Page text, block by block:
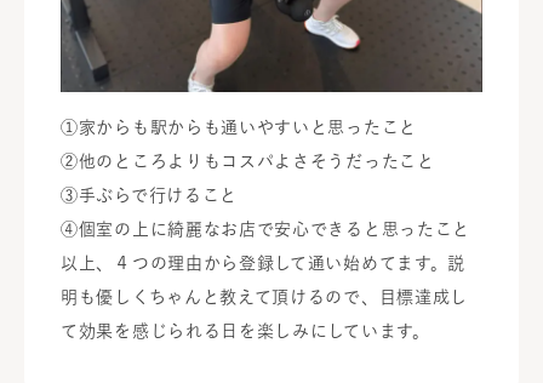
①家からも駅からも通いやすいと思ったこと
②他のところよりもコスパよさそうだったこと
③手ぶらで行けること
④個室の上に綺麗なお店で安心できると思ったこと
以上、４つの理由から登録して通い始めてます。説
明も優しくちゃんと教えて頂けるので、目標達成し
て効果を感じられる日を楽しみにしています。